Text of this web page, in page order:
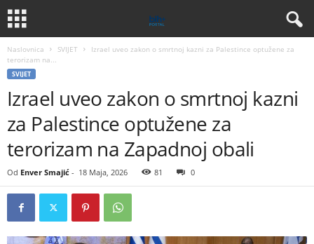
Naslovnica SVIJET
Izrael uveo zakon o smrtnoj kazni za Palestince optužene za
terorizam na...
SVIJET
Izrael uveo zakon o smrtnoj kazni
za Palestince optužene za
terorizam na Zapadnoj obali
Od Enver Smajić - 18 Maja, 2026 81 0